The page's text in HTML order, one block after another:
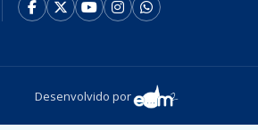
Desenvolvido por